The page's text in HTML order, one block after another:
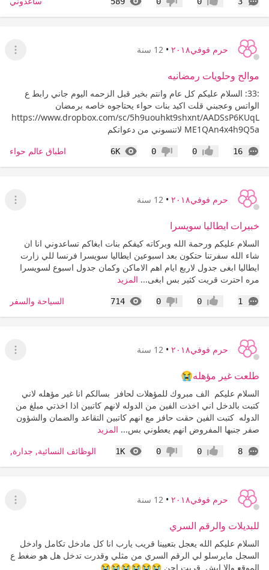
إعجاب عدم إعجاب
حرم فوفي٢٠١٨ • 12 سنة
عرض
موالح وحلويات رمضانيه
:33: السلام عليكم كل عام وانتم بخير قبل الزحمه اليوم جاني رابط ع
الواتس وعجبني قلت اكيد بنات حواء يحتاجوه خاصه برمضان
https://www.dropbox.com/sc/5h9uouhkt9shxnt/AADSsP6KUqL
ME1QAn4x4h9Q5a لاتنسوني من دعواتكم
16
التعليقات إعجاب0 عدم إعجاب
0
6K
المشاهدات اطباق عالم حواء
حرم فوفي٢٠١٨ • 12 سنة
عرض
خبيرات ايطاليا سويسرا
السلام عليكم ورحمة الله وبركاته كيفكم بنات ابغاكم تساعدوني انا ان
شاء الله سفرتنا حتكون بعد اسبوعين ايطاليا سويسرا فرنسا للي زارت
ايطاليا ابغى جدول لاربع ايام اهم الاماكن وكمان جدول اسبوع لسويسرا
مره احترت قريت كثير بس ابغى... المزيد
1
التعليقات إعجاب0 عدم إعجاب
0
714
المشاهدات السياحة والسفر
حرم فوفي٢٠١٨ • 12 سنة
عرض
طلعت غير مؤهله😭
السلام عليكم الف مبروك للمؤهلات لحافز بسالكم انا غير مؤهله لاني
كتبت بالدخل اني اخذت الفين من الدوله لانهم كاتبين اذا اخذتي مبلغ من
الدوله كتبت الفين حقت حافز مع انهم كاتبين التقاعد والضمان والشؤون
صفر جنبها المفروض انهم يعطوني بس... المزيد
8
التعليقات إعجاب0 عدم إعجاب
0
1K
المشاهدات الوظائف النسائية, جدارة,
حرم فوفي٢٠١٨ • 12 سنة
عرض
للبديلات والرقم السري
السلام عليكم الله يعجل بتعيينا قريب يارب انا كل مادخل تكامل وادخل
السجل مايرسلو لي الرقم السري من مثلي وقدرت تدخل هل هو ضغط ع
الموقع والا ايش قربت اجن 😭😭😭😭😭😭